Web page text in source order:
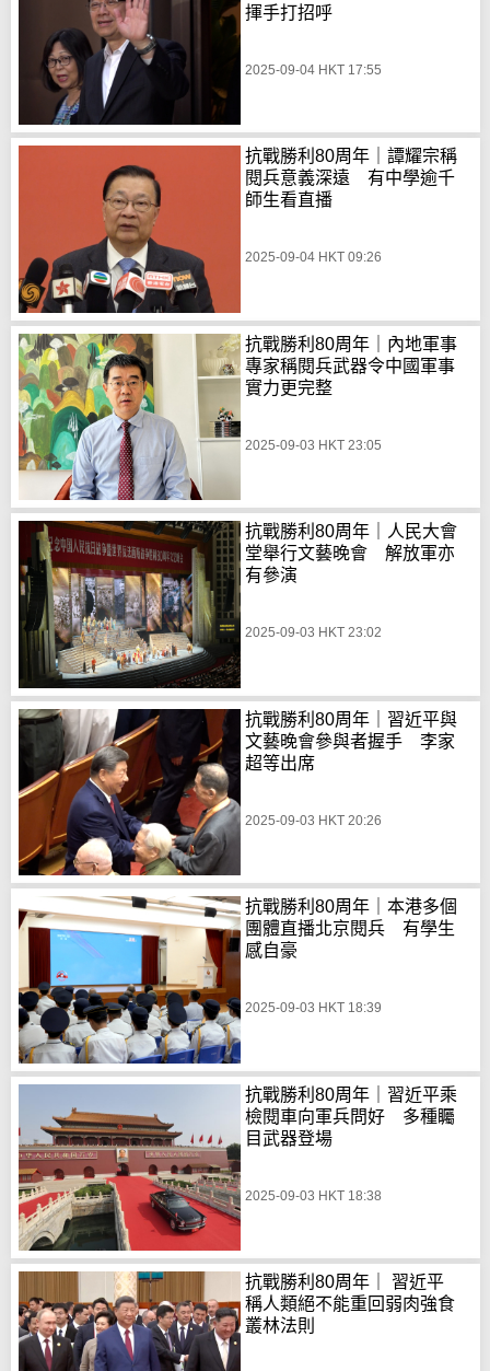
揮手打招呼
2025-09-04 HKT 17:55
抗戰勝利80周年｜譚耀宗稱
閱兵意義深遠 有中學逾千
師生看直播
2025-09-04 HKT 09:26
抗戰勝利80周年｜內地軍事
專家稱閱兵武器令中國軍事
實力更完整
2025-09-03 HKT 23:05
抗戰勝利80周年｜人民大會
堂舉行文藝晚會 解放軍亦
有參演
2025-09-03 HKT 23:02
抗戰勝利80周年｜習近平與
文藝晚會參與者握手 李家
超等出席
2025-09-03 HKT 20:26
抗戰勝利80周年｜本港多個
團體直播北京閱兵 有學生
感自豪
2025-09-03 HKT 18:39
抗戰勝利80周年｜習近平乘
檢閱車向軍兵問好 多種矚
目武器登場
2025-09-03 HKT 18:38
抗戰勝利80周年｜ 習近平
稱人類絕不能重回弱肉強食
叢林法則